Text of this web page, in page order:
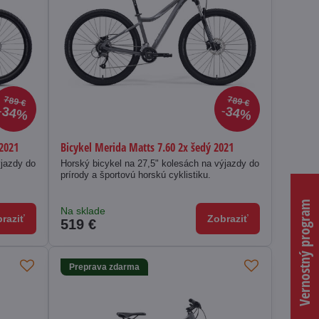
789 €
34%
do
789 €
34%
Bicykel Merida Matts 7.60 2x šedý 2021
Horský bicykel na 27,5" kolesách na výjazdy do
prírody a športovú horskú cyklistiku.
Na sklade
519 € Zobraziť
Preprava zdarma Vernostný program